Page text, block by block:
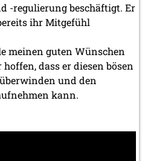
-regulierung beschäftigt. Er
ihr Mitgefühl
meinen guten Wünschen
dass er diesen bösen
und den
kann.